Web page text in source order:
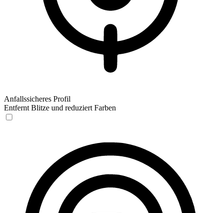
Anfallssicheres Profil
Entfernt Blitze und reduziert Farben